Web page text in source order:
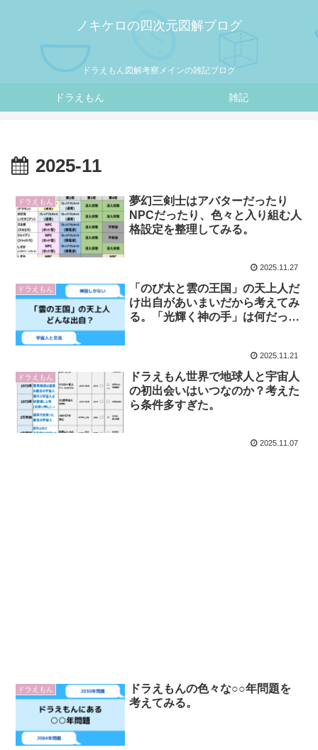
ノキケロの四次元図解ブログ
ドラえもん図解考察メインの雑記ブログ
ドラえもん 雑記
2025-11
ドラえもん
夢幻三剣士はアバターだったり
NPCだったり、色々と入り組む人
格設定を整理してみる。
2025.11.27
ドラえもん
「のび太と雲の王国」の天上人だ
け出自があいまいだから考えてみ
る。「光輝く神の手」は何だった
2025.11.21
ドラえもん
ドラえもん世界で地球人と宇宙人
の初出会いはいつなのか？考えた
ら条件多すぎた。
2025.11.07
ドラえもん
ドラえもんの色々な○○年問題を
考えてみる。